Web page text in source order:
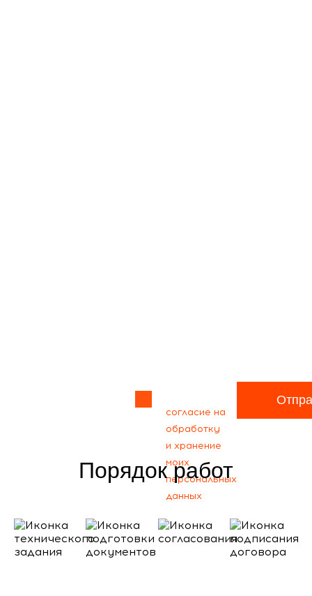
согласие на
обработку
и хранение
моих
персональных
данных
Порядок работ